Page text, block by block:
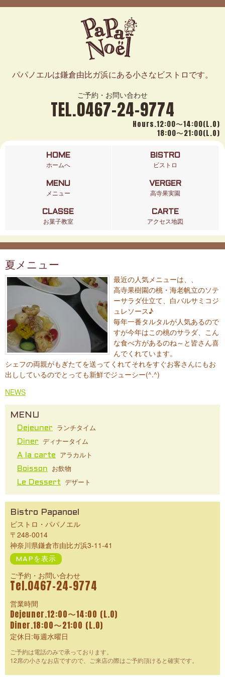
パパノエルは鎌倉由比ガ浜にある小さなビストロです。
ご予約・お問い合わせ
TEL.0467-24-9774
Hours.12:00〜14:00(L.O)
18:00〜21:00(L.O)
HOME
ホームへ
BISTRO
ビストロ
MENU
メニュー
VERGER
高寺果実園
CLASSE
お菓子教室
CARTE
アクセス地図
夏メニュー
最近の人気メニューは、、
高寺果樹園の桃・海老帆立のソテ
ーサラダ仕立て、白バルサミコジ
ュレソース♪
毎年一番タルタルが人気あるので
すが今年はこの桃のサラダ、こん
な食べ方があるのね～と皆さん喜
んでくれています。
シェフの両親がもぎたてを送ってくれてそれをすぐお客さんにもお
出ししているのでとっても新鮮でジューシー(^.^)
NEWS
MENU
Dejeuner ランチタイム
Diner ディナータイム
A la carte アラカルト
Boisson お飲物
Le Dessert デザート
Bistro Papanoel
ビストロ・パパノエル
〒248-0014
神奈川県鎌倉市由比ガ浜3-11-41
MAPを表示
ご予約・お問い合わせ
Tel.0467-24-9774
営業時間
Dejeuner.12:00〜14:00 (L.O)
Diner.18:00〜21:00 (L.O)
定休日:毎週水曜日
ご予約は電話のみで承っております。
12席の小さなお店ですので、ご来店の際はご予約頂けると確実です。